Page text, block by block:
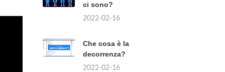
ci sono?
2022-02-16
Che cosa è la
decorrenza?
2022-02-16